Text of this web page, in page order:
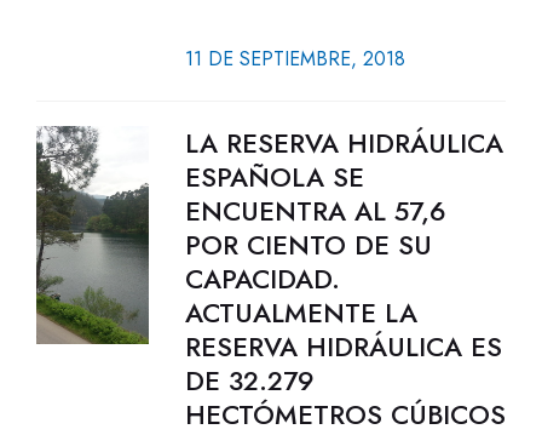
11 DE SEPTIEMBRE, 2018
LA RESERVA HIDRÁULICA
ESPAÑOLA SE
ENCUENTRA AL 57,6
POR CIENTO DE SU
CAPACIDAD.
ACTUALMENTE LA
RESERVA HIDRÁULICA ES
DE 32.279
HECTÓMETROS CÚBICOS